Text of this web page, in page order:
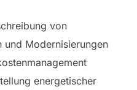
von
und Modernisierungen
energetischer